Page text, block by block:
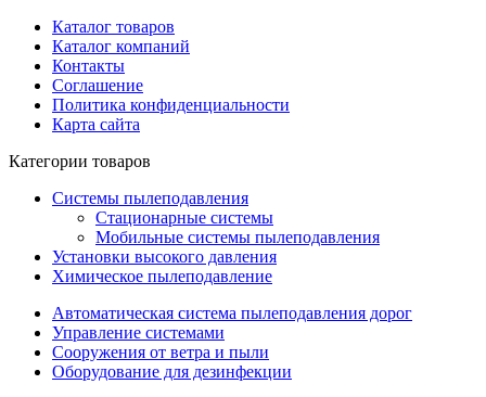
Каталог товаров
Каталог компаний
Контакты
Соглашение
Политика конфиденциальности
Карта сайта
Категории товаров
Системы пылеподавления
Стационарные системы
Мобильные системы пылеподавления
Установки высокого давления
Химическое пылеподавление
Автоматическая система пылеподавления дорог
Управление системами
Сооружения от ветра и пыли
Оборудование для дезинфекции